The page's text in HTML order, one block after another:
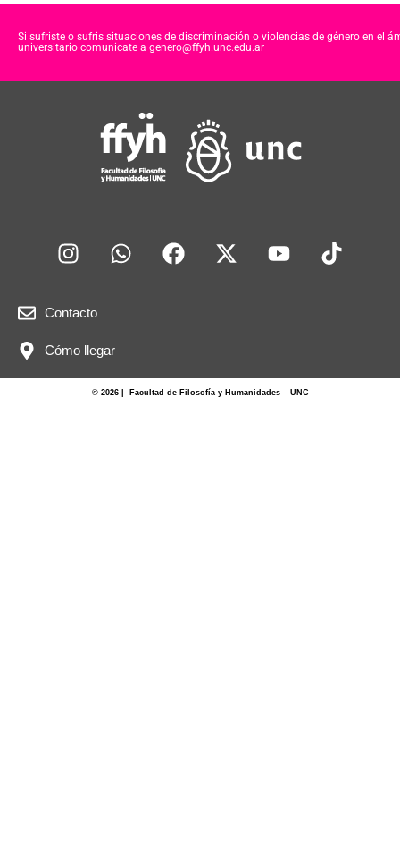
Si sufriste o sufris situaciones de discriminación o violencias de género en el
universitario comunicate a genero@ffyh.unc.edu.ar
Contacto
Cómo llegar
© 2026 | Facultad de Filosofía y Humanidades – UNC